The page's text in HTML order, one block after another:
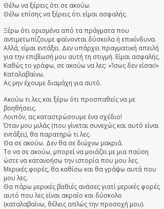
Θέλω να ξέρεις ότι σε ακούω.
Θέλω επίσης να ξέρεις ότι είμαι ασφαλής.
Ξέρω ότι ορισμένα από τα πράγματα που
αντιμετωπίζουμε φαίνονται δύσκολα ή επικίνδυνα.
Αλλά, είμαι εντάξει. Δεν υπάρχει πραγματική απειλή
για την επιβίωσή μου αυτή τη στιγμή. Είμαι ασφαλής.
Καθώς το γράφω, σε ακούω να λες: «Ίσως δεν είσαι!»
Καταλαβαίνω.
Ας μην έχουμε διαμάχη για αυτό.
Ακούω τι λες και ξέρω ότι προσπαθείς να με
βοηθήσεις.
Λοιπόν, ας καταστρώσουμε ένα σχέδιο!
Όταν μου μιλάς (που γίνεται συνεχώς και αυτό είναι
εντάξει), θα παρατηρώ τι λες.
Θα σε ακούω. Δεν θα σε διώχνω μακριά.
Το να σε ακούω, μπορεί να μοιάζει με μια παύση
ώστε να κατανοήσω την ιστορία που μου λες.
Μερικές φορές, θα καθίσω και θα γράψω αυτά που
μου λες.
Θα πάρω μερικές βαθιές ανάσες γιατί μερικές φορές
αυτό που λες είναι ακραίο και δύσκολο
(καταλαβαίνω, θέλεις απλώς την προσοχή μου).